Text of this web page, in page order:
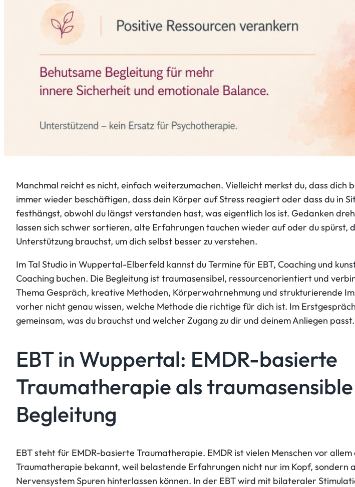
Manchmal reicht es nicht, einfach weiterzumachen. Vielleicht merkst du, dass dich
immer wieder beschäftigen, dass dein Körper auf Stress reagiert oder dass du in
festhängst, obwohl du längst verstanden hast, was eigentlich los ist. Gedanken
lassen sich schwer sortieren, alte Erfahrungen tauchen wieder auf oder du spürst,
Unterstützung brauchst, um dich selbst besser zu verstehen.
Im Tal Studio in Wuppertal-Elberfeld kannst du Termine für EBT, Coaching und
Coaching buchen. Die Begleitung ist traumasensibel, ressourcenorientiert und
Thema Gespräch, kreative Methoden, Körperwahrnehmung und strukturierende
vorher nicht genau wissen, welche Methode die richtige für dich ist. Im
gemeinsam, was du brauchst und welcher Zugang zu dir und deinem Anliegen passt.
EBT in Wuppertal: EMDR-basierte
Traumatherapie als traumasensible
Begleitung
EBT steht für EMDR-basierte Traumatherapie. EMDR ist vielen Menschen vor allem
Traumatherapie bekannt, weil belastende Erfahrungen nicht nur im Kopf, sondern
Nervensystem Spuren hinterlassen können. In der EBT wird mit bilateraler